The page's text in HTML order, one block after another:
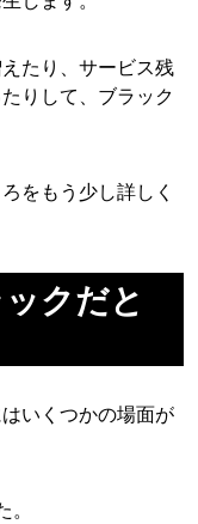
たり、サービス残
りして、ブラック
をもう少し詳しく
クだと
いくつかの場面が